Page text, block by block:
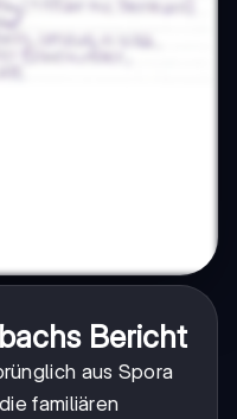
Bericht
aus Spora
familiären